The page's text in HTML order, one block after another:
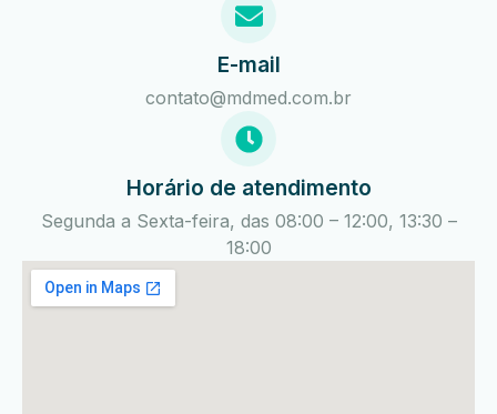
E-mail
contato@mdmed.com.br
Horário de atendimento
Segunda a Sexta-feira, das 08:00 – 12:00, 13:30 –
18:00